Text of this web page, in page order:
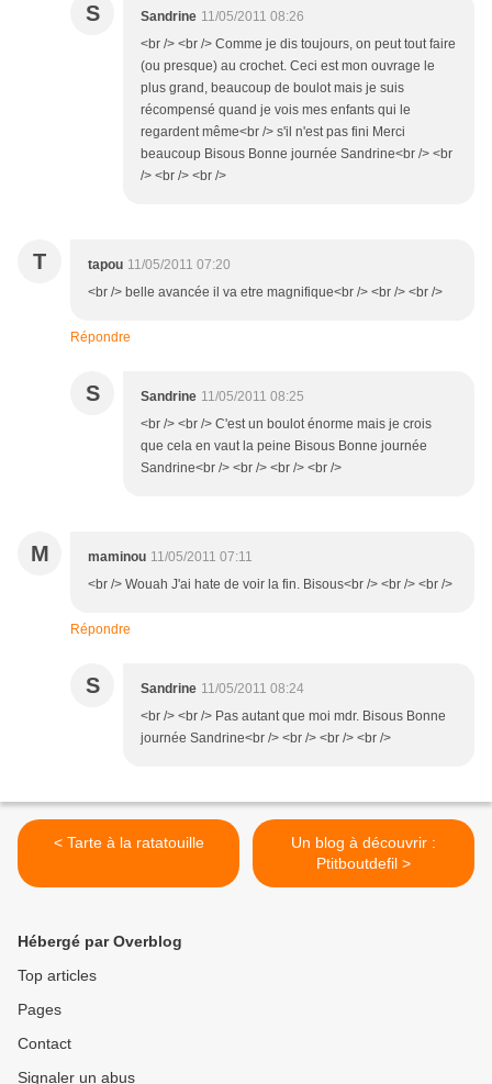
S Sandrine 11/05/2011 08:26
<br /> <br /> Comme je dis toujours, on peut tout faire
(ou presque) au crochet. Ceci est mon ouvrage le
plus grand, beaucoup de boulot mais je suis
récompensé quand je vois mes enfants qui le
regardent même<br /> s'il n'est pas fini Merci
beaucoup Bisous Bonne journée Sandrine<br /> <br
/> <br /> <br />
T tapou 11/05/2011 07:20
<br /> belle avancée il va etre magnifique<br /> <br /> <br />
Répondre
S Sandrine 11/05/2011 08:25
<br /> <br /> C'est un boulot énorme mais je crois
que cela en vaut la peine Bisous Bonne journée
Sandrine<br /> <br /> <br /> <br />
M maminou 11/05/2011 07:11
<br /> Wouah J'ai hate de voir la fin. Bisous<br /> <br /> <br />
Répondre
S Sandrine 11/05/2011 08:24
<br /> <br /> Pas autant que moi mdr. Bisous Bonne
journée Sandrine<br /> <br /> <br /> <br />
< Tarte à la ratatouille
Un blog à découvrir :
Ptitboutdefil >
Hébergé par Overblog
Top articles
Pages
Contact
Signaler un abus